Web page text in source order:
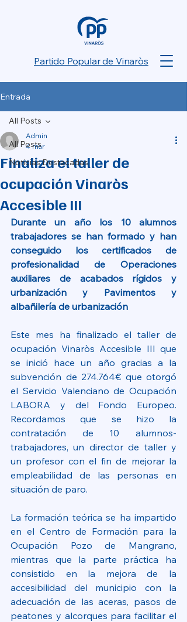
Partido Popular de Vinaròs
Entrada
All Posts
Noticias Destacadas
All Posts
Finaliza el taller de
ocupación Vinaròs
Accesible III
Admin
4 mar
Durante un año los 10 alumnos
trabajadores se han formado y han
conseguido los certificados de
profesionalidad de Operaciones
auxiliares de acabados rígidos y
urbanización y Pavimentos y
albañilería de urbanización
Este mes ha finalizado el taller de
ocupación Vinaròs Accesible III que
se inició hace un año gracias a la
subvención de 274.764€ que otorgó
el Servicio Valenciano de Ocupación
LABORA y del Fondo Europeo.
Recordamos que se hizo la
contratación de 10 alumnos-
trabajadores, un director de taller y
un profesor con el fin de mejorar la
empleabilidad de las personas en
situación de paro.
La formación teórica se ha impartido
en el Centro de Formación para la
Ocupación Pozo de Mangrano,
mientras que la parte práctica ha
consistido en la mejora de la
accesibilidad del municipio con la
adecuación de las aceras, pasos de
peatones y alcorques para facilitar el